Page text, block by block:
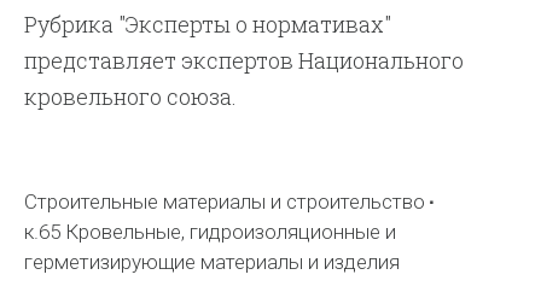
Рубрика "Эксперты о нормативах"
представляет экспертов Национального
кровельного союза.
Строительные материалы и строительство
к.65 Кровельные, гидроизоляционные и
герметизирующие материалы и изделия